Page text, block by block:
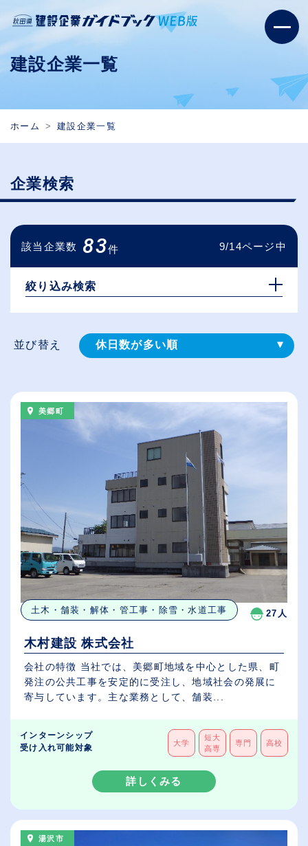
建設企業一覧
ホーム 建設企業一覧
企業検索
該当企業数 83件 9/14ページ中
絞り込み検索
並び替え 休日数が多い順
給与が高い順
（⾼卒の給与を基準）
従業員が多い順
美郷町
土木・舗装・解体・管工事・除雪・水道工事 27人
木村建設 株式会社
会社の特徴 当社では、美郷町地域を中心とした県、町
発注の公共工事を安定的に受注し、地域社会の発展に
寄与しています。主な業務として、舗装...
インターンシップ
受け入れ可能対象
大学
短大
高専
専門 高校
詳しくみる
湯沢市